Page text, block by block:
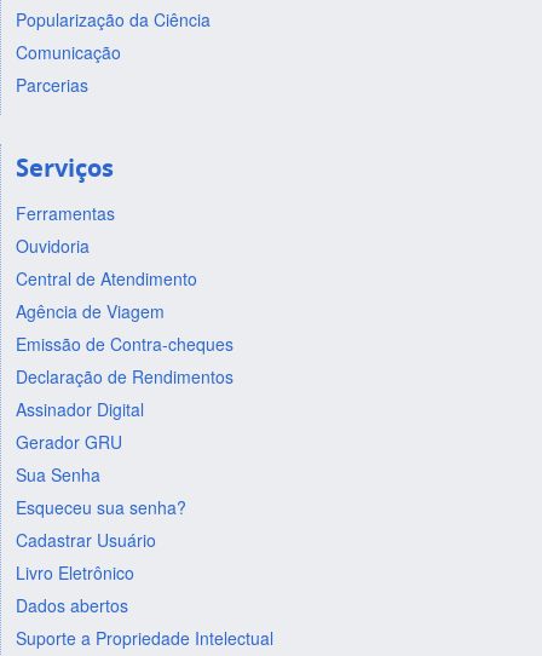
Popularização da Ciência
Comunicação
Parcerias
Serviços
Ferramentas
Ouvidoria
Central de Atendimento
Agência de Viagem
Emissão de Contra-cheques
Declaração de Rendimentos
Assinador Digital
Gerador GRU
Sua Senha
Esqueceu sua senha?
Cadastrar Usuário
Livro Eletrônico
Dados abertos
Suporte a Propriedade Intelectual